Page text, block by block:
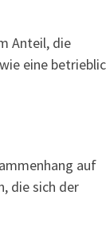
Anteil, die
eine
auf
die sich der